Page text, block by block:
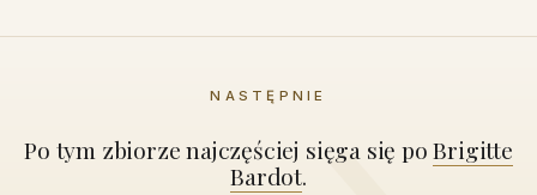
NASTĘPNIE
Po tym zbiorze najczęściej sięga się poBrigitte
Bardot.